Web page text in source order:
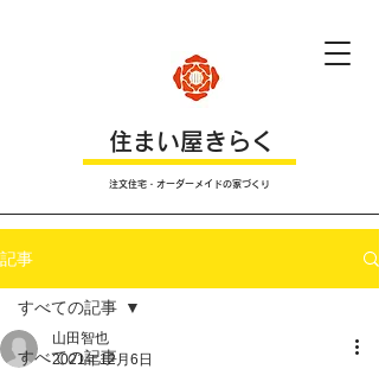
​住まい屋きらく
注文住宅・オーダーメイドの家づくり
記事
すべての記事
すべての記事
山田智也
2021年12月6日